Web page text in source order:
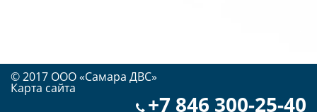
© 2017 OOO «Самара ДВС»
Карта сайта
+7 846 300-25-40